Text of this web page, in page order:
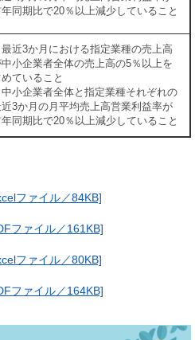
同期比で20％以上減少していること
最近3か月における指定業種の売上高
小企業者全体の売上高の5％以上を
ていること
中小企業者全体と指定業種それぞれの
3か月の月平均売上高営業利益率が
同期比で20％以上減少していること
ファイル／84KB]
ファイル／161KB]
ファイル／80KB]
ファイル／164KB]